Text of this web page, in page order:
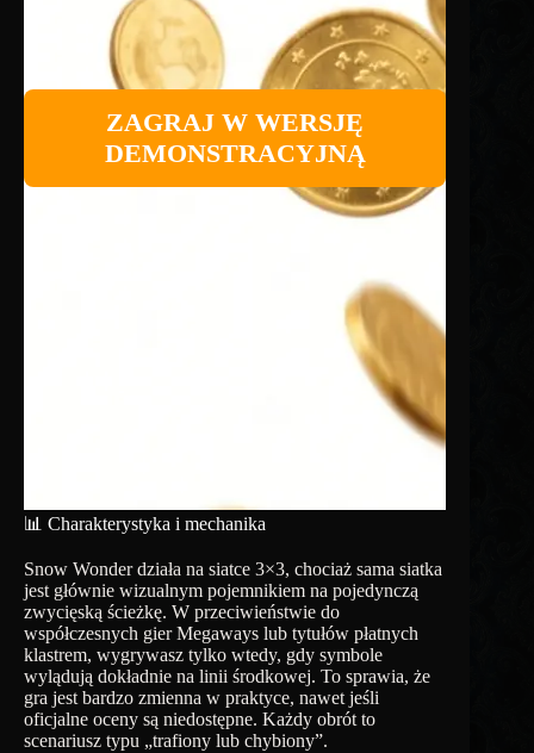
ZAGRAJ W WERSJĘ
DEMONSTRACYJNĄ
📊 Charakterystyka i mechanika
Snow Wonder działa na siatce 3×3, chociaż sama siatka
jest głównie wizualnym pojemnikiem na pojedynczą
zwycięską ścieżkę. W przeciwieństwie do
współczesnych gier Megaways lub tytułów płatnych
klastrem, wygrywasz tylko wtedy, gdy symbole
wylądują dokładnie na linii środkowej. To sprawia, że ​​
gra jest bardzo zmienna w praktyce, nawet jeśli
oficjalne oceny są niedostępne. Każdy obrót to
scenariusz typu „trafiony lub chybiony”.